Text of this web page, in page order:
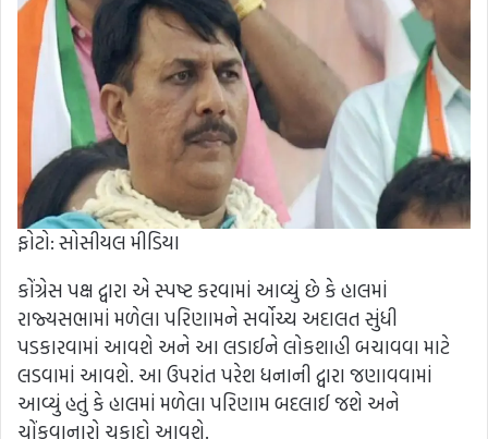
ફોટો: સોસીયલ મીડિયા
કોંગ્રેસ પક્ષ દ્વારા એ સ્પષ્ટ કરવામાં આવ્યું છે કે હાલમાં
રાજ્યસભામાં મળેલા પરિણામને સર્વોચ્ચ અદાલત સુંધી
પડકારવામાં આવશે અને આ લડાઈને લોકશાહી બચાવવા માટે
લડવામાં આવશે. આ ઉપરાંત પરેશ ધનાની દ્વારા જણાવવામાં
આવ્યું હતું કે હાલમાં મળેલા પરિણામ બદલાઈ જશે અને
ચોંકવાનારો ચુકાદો આવશે.